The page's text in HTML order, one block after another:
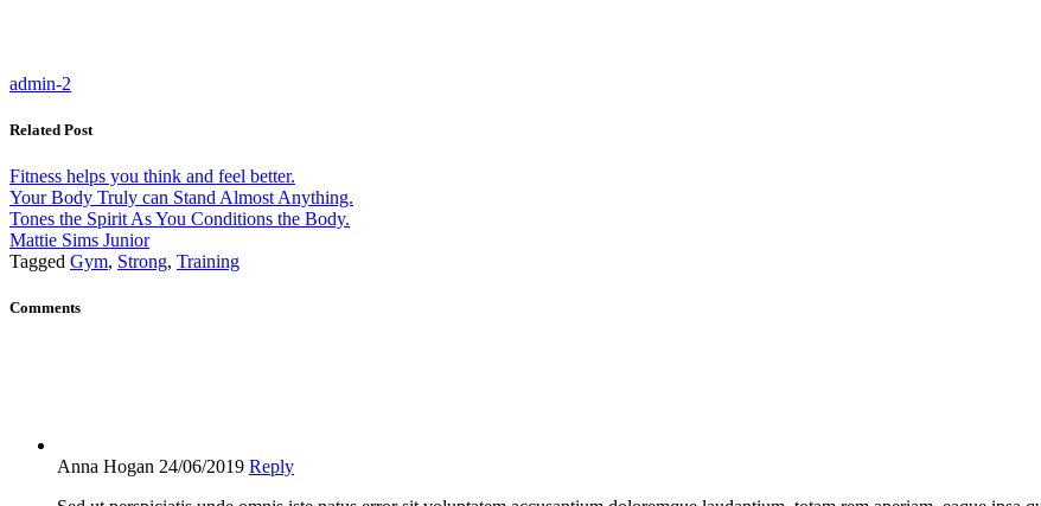
admin-2
Related Post
Fitness helps you think and feel better.
Your Body Truly can Stand Almost Anything.
Tones the Spirit As You Conditions the Body.
Mattie Sims Junior
Tagged Gym, Strong, Training
Comments
Anna Hogan 24/06/2019 Reply